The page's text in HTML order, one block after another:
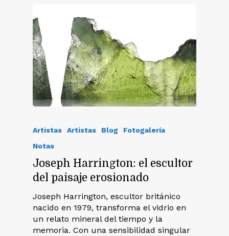
Artistas Artistas Blog
Fotogalería
Notas
Joseph Harrington: el escultor
del paisaje erosionado
Joseph Harrington, escultor británico
nacido en 1979, transforma el vidrio en
un relato mineral del tiempo y la
memoria. Con una sensibilidad singular